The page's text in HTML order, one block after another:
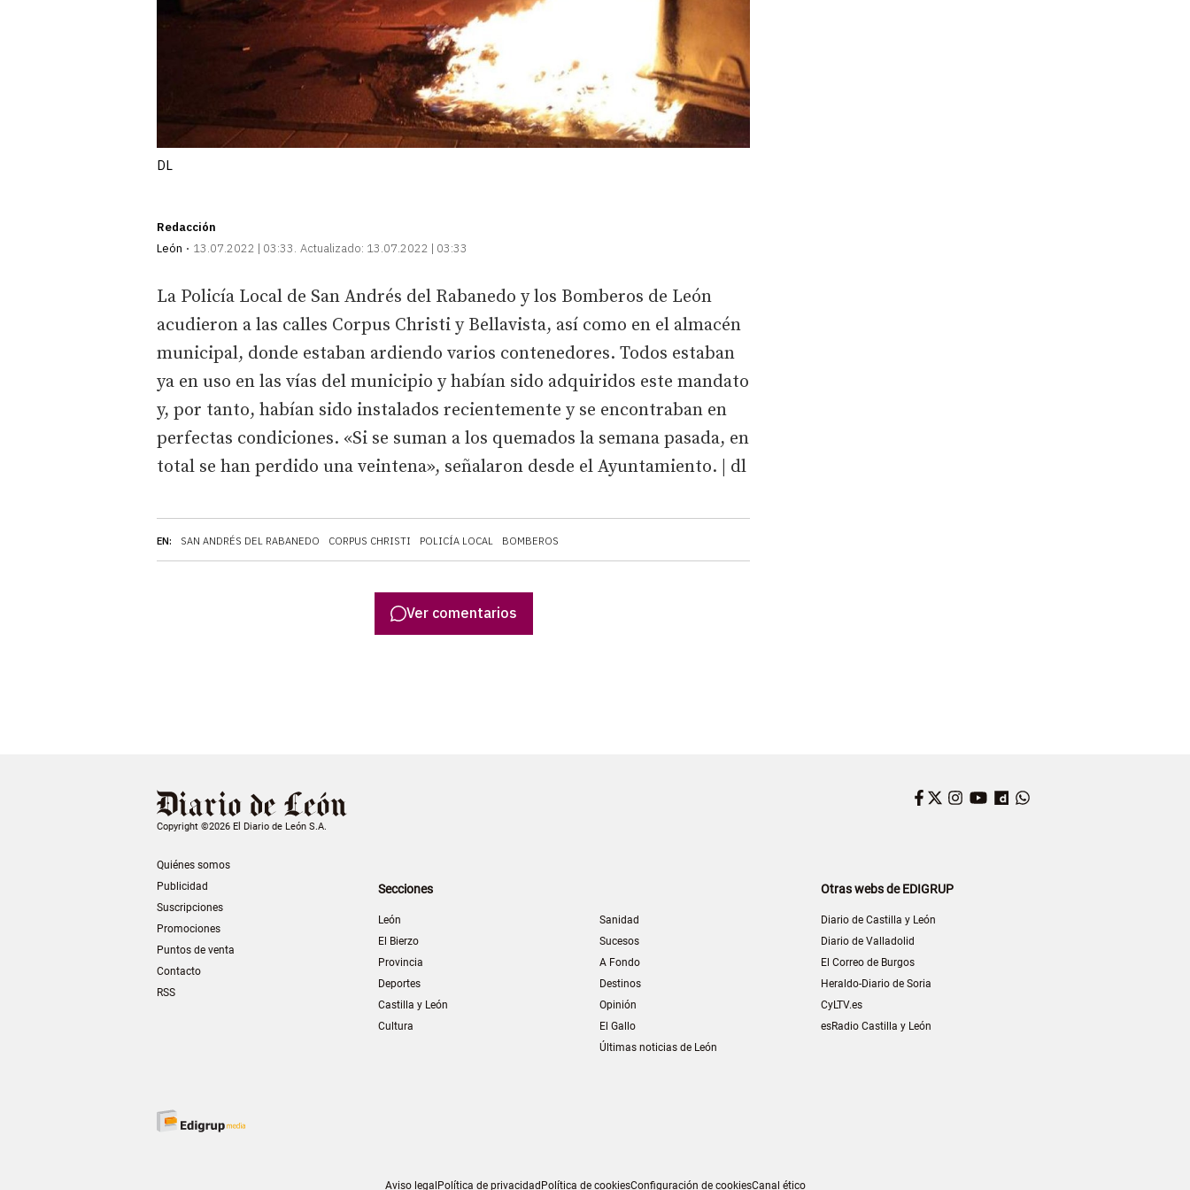
DL
Redacción
León
13.07.2022 | 03:33 Actualizado: 13.07.2022 | 03:33
EN: SAN ANDRÉS DEL RABANEDO CORPUS CHRISTI POLICÍA LOCAL BOMBEROS
La Policía Local de San Andrés del Rabanedo y los Bomberos de León
acudieron a las calles Corpus Christi y Bellavista, así como en el almacén
municipal, donde estaban ardiendo varios contenedores. Todos estaban
ya en uso en las vías del municipio y habían sido adquiridos este mandato
y, por tanto, habían sido instalados recientemente y se encontraban en
perfectas condiciones. «Si se suman a los quemados la semana pasada, en
total se han perdido una veintena», señalaron desde el Ayuntamiento. | dl
Ver comentarios
Copyright ©2026 El Diario de León S.A.
Quiénes somos
Publicidad
Suscripciones
Promociones
Puntos de venta
Contacto
RSS
Facebook
Twitter
Instagram
YouTube
Dailymotion
Secciones
León
El Bierzo
Provincia
Deportes
Castilla y León
Cultura
Sanidad
Sucesos
A Fondo
Destinos
Opinión
El Gallo
Últimas noticias de León
Otras webs de EDIGRUP
Diario de Castilla y León
Diario de Valladolid
El Correo de Burgos
Heraldo-Diario de Soria
CyLTV.es
esRadio Castilla y León
Aviso legalPolítica de privacidadPolítica de cookiesConfiguración de cookiesCanal ético